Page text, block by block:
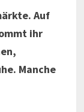
Auf
ihr
Manche